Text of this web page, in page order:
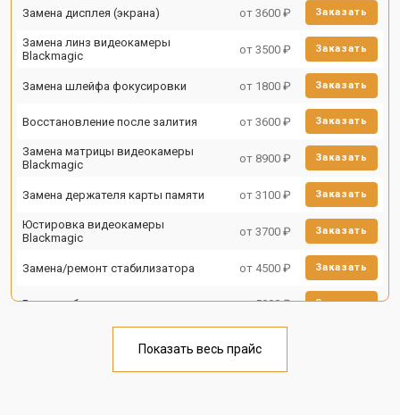
Замена дисплея (экрана) от 3600 ₽ Заказать
Замена линз видеокамеры
Blackmagic
от 3500 ₽ Заказать
Замена шлейфа фокусировки от 1800 ₽ Заказать
Восстановление после залития от 3600 ₽ Заказать
Замена матрицы видеокамеры
Blackmagic
от 8900 ₽ Заказать
Замена держателя карты памяти от 3100 ₽ Заказать
Юстировка видеокамеры
Blackmagic
от 3700 ₽ Заказать
Замена/ремонт стабилизатора от 4500 ₽ Заказать
Ремонт объектива от 5000 ₽ Заказать
Показать весь прайс